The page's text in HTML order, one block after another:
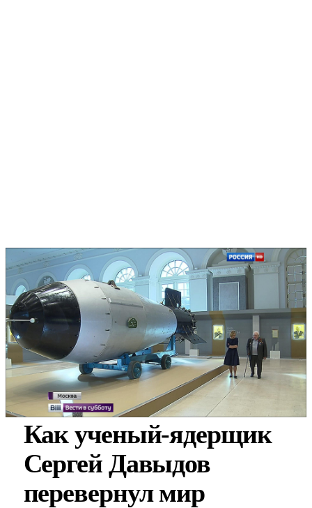
Как ученый-ядерщик
Сергей Давыдов
перевернул мир